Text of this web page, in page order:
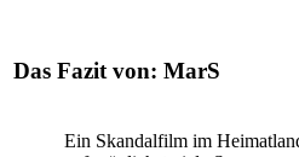
Das Fazit von: MarS
Ein Skandalfilm im